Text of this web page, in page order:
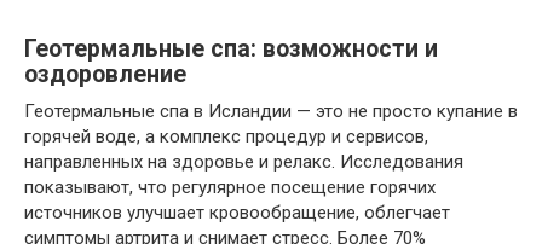
Геотермальные спа: возможности и
оздоровление
Геотермальные спа в Исландии — это не просто купание в
горячей воде, а комплекс процедур и сервисов,
направленных на здоровье и релакс. Исследования
показывают, что регулярное посещение горячих
источников улучшает кровообращение, облегчает
симптомы артрита и снимает стресс. Более 70%